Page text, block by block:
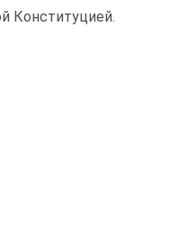
Конституцией.